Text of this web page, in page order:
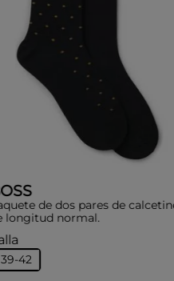
de dos pares de
longitud normal.
39-42